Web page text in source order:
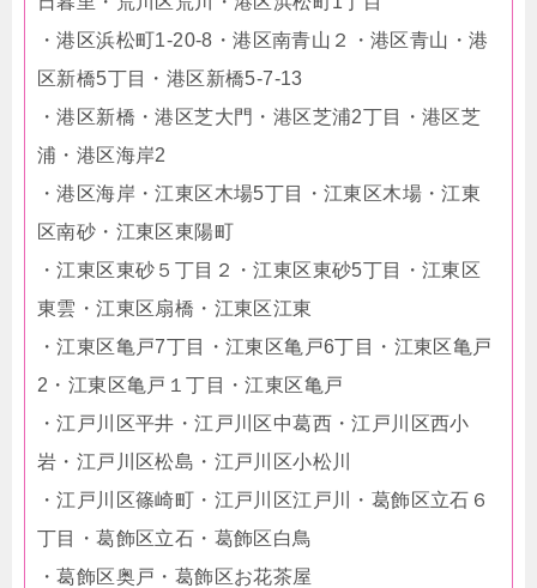
・港区浜松町1-20-8・港区南青山２・港区青山・港
区新橋5丁目・港区新橋5-7-13
・港区新橋・港区芝大門・港区芝浦2丁目・港区芝
浦・港区海岸2
・港区海岸・江東区木場5丁目・江東区木場・江東
区南砂・江東区東陽町
・江東区東砂５丁目２・江東区東砂5丁目・江東区
東雲・江東区扇橋・江東区江東
・江東区亀戸7丁目・江東区亀戸6丁目・江東区亀戸
2・江東区亀戸１丁目・江東区亀戸
・江戸川区平井・江戸川区中葛西・江戸川区西小
岩・江戸川区松島・江戸川区小松川
・江戸川区篠崎町・江戸川区江戸川・葛飾区立石６
丁目・葛飾区立石・葛飾区白鳥
・葛飾区奥戸・葛飾区お花茶屋